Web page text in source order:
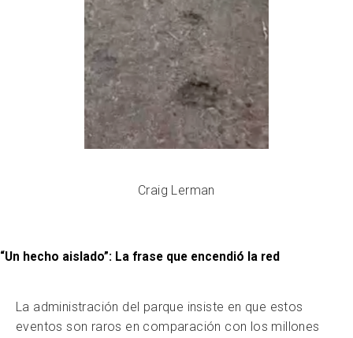
Craig Lerman
“Un hecho aislado”: La frase que encendió la red
La administración del parque insiste en que estos
eventos son raros en comparación con los millones